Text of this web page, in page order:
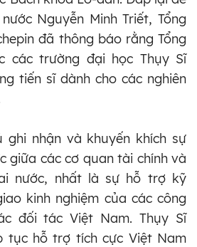
Nguyễn Minh Triết, Tổng
đã thông báo rằng Tổng
các trường đại học Thụy Sĩ
tiến sĩ dành cho các nghiên
ghi nhận và khuyến khích sự
giữa các cơ quan tài chính và
nước, nhất là sự hỗ trợ kỹ
kinh nghiệm của các công
đối tác Việt Nam. Thụy Sĩ
tục hỗ trợ tích cực Việt Nam